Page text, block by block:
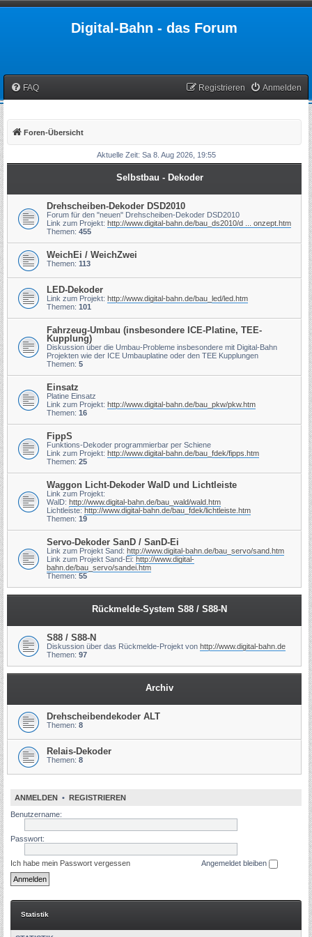
Digital-Bahn - das Forum
FAQ Anmelden
Registrieren
Foren-Übersicht
Aktuelle Zeit: Sa 8. Aug 2026, 19:55
Selbstbau - Dekoder
Drehscheiben-Dekoder DSD2010
Forum für den "neuen" Drehscheiben-Dekoder DSD2010
Link zum Projekt: http://www.digital-bahn.de/bau_ds2010/d ... onzept.htm
Themen: 455
WeichEi / WeichZwei
Themen: 113
LED-Dekoder
Link zum Projekt: http://www.digital-bahn.de/bau_led/led.htm
Themen: 101
Fahrzeug-Umbau (insbesondere ICE-Platine, TEE-
Kupplung)
Diskussion über die Umbau-Probleme insbesondere mit Digital-Bahn
Projekten wie der ICE Umbauplatine oder den TEE Kupplungen
Themen: 5
Einsatz
Platine Einsatz
Link zum Projekt: http://www.digital-bahn.de/bau_pkw/pkw.htm
Themen: 16
FippS
Funktions-Dekoder programmierbar per Schiene
Link zum Projekt: http://www.digital-bahn.de/bau_fdek/fipps.htm
Themen: 25
Waggon Licht-Dekoder WalD und Lichtleiste
Link zum Projekt:
WalD: http://www.digital-bahn.de/bau_wald/wald.htm
Lichtleiste: http://www.digital-bahn.de/bau_fdek/lichtleiste.htm
Themen: 19
Servo-Dekoder SanD / SanD-Ei
Link zum Projekt Sand: http://www.digital-bahn.de/bau_servo/sand.htm
Link zum Projekt Sand-Ei: http://www.digital-
bahn.de/bau_servo/sandei.htm
Themen: 55
Rückmelde-System S88 / S88-N
S88 / S88-N
Diskussion über das Rückmelde-Projekt von http://www.digital-bahn.de
Themen: 97
Archiv
Drehscheibendekoder ALT
Themen: 8
Relais-Dekoder
Themen: 8
ANMELDEN • REGISTRIEREN
Benutzername:
Passwort:
Ich habe mein Passwort vergessen Angemeldet bleiben
Statistik